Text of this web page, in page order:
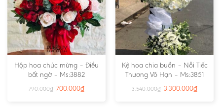
Hộp hoa chúc mừng – Điều
bất ngờ – Ms:3882
790.000₫ 700.000₫
Kệ hoa chia buồn – Nỗi Tiếc
Thương Vô Hạn – Ms:3851
3.540.000₫ 3.300.000₫